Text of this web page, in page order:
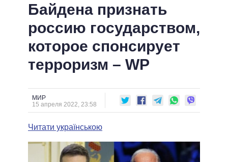
СОБЫТИЯ
СТАТЬИ
ОБЗОРЫ
ДАЙДЖЕСТЫ
ЭКОНОМИКА
ОБЩЕСТВО
МИР
ПОЛИТИКИ
ПРЕЗИДЕНТ И ОФИС
ВЕРХОВНАЯ РАДА
ГЛАВЫ ОБЛАДМИНИСТРАЦИЙ
МЭРЫ
ВСЕ ПЕРСОНЫ
ИНФОГРАФИКА
ВИДЕО
СРАВНЕНИЕ ПОЛИТИКОВ
Байдена признать
россию государством,
которое спонсирует
терроризм – WP
МИР
15 апреля 2022, 23:58
Читати українською